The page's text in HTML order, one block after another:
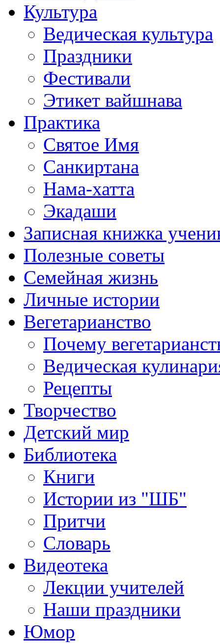
Культура
Ведическая культура
Праздники
Фестивали
Этикет вайшнава
Практика
Святое Имя
Санкиртана
Нама-хатта
Экадаши
Записная книжка
Полезные советы
Семейная жизнь
Личные истории
Вегетарианство
Почему
Ведическая
Рецепты
Творчество
Детский мир
Библиотека
Книги
Истории из "ШБ"
Притчи
Словарь
Видеотека
Лекции учителей
Наши праздники
Юмор